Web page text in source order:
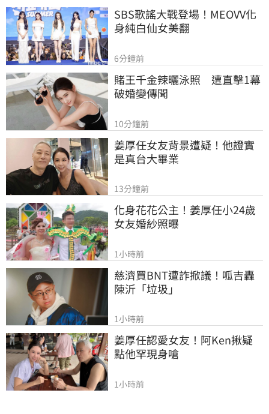
SBS歌謠大戰登場！MEOVV化
身純白仙女美翻
6分鐘前
賭王千金辣曬泳照　遭直擊1幕
破婚變傳聞
10分鐘前
姜厚任女友背景遭疑！他證實
是真台大畢業
13分鐘前
化身花花公主！姜厚任小24歲
女友婚紗照曝
1小時前
慈濟買BNT遭詐掀議！呱吉轟
陳沂「垃圾」
1小時前
姜厚任認愛女友！阿Ken揪疑
點他罕現身嗆
1小時前